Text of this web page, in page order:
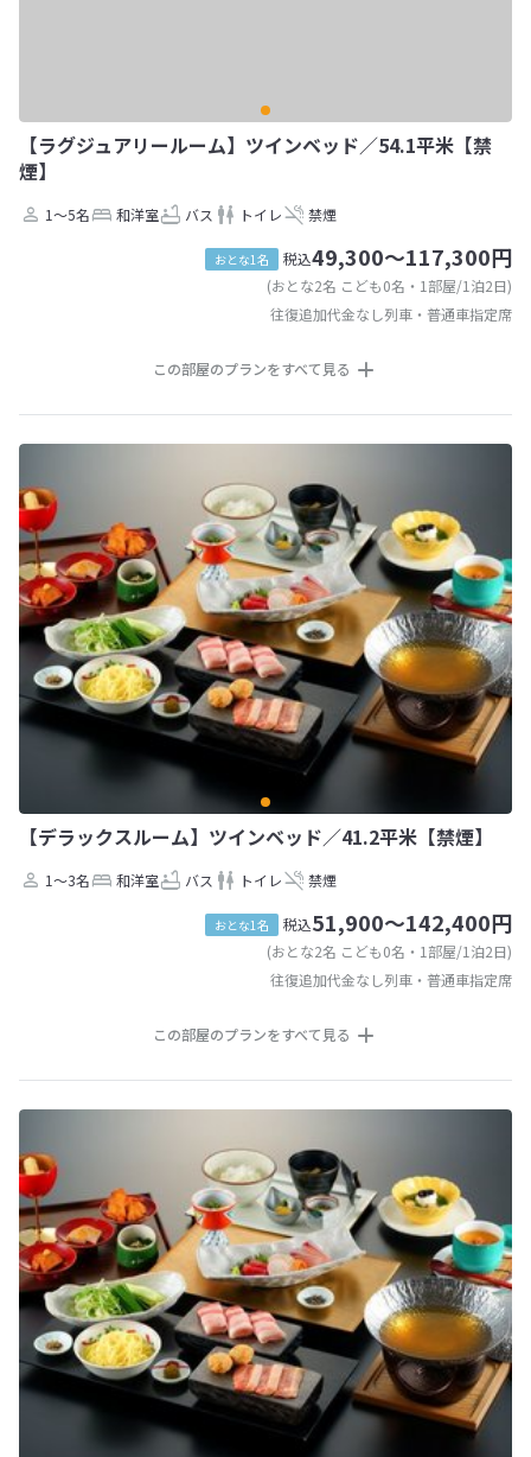
【ラグジュアリールーム】ツインベッド／54.1平米【禁
煙】
1～5名 和洋室 バス トイレ 禁煙
おとな1名 税込49,300～117,300円
(おとな2名 こども0名・1部屋/1泊2日)
往復追加代金なし列車・普通車指定席
この部屋のプランをすべて見る
【デラックスルーム】ツインベッド／41.2平米【禁煙】
1～3名 和洋室 バス トイレ 禁煙
おとな1名 税込51,900～142,400円
(おとな2名 こども0名・1部屋/1泊2日)
往復追加代金なし列車・普通車指定席
この部屋のプランをすべて見る